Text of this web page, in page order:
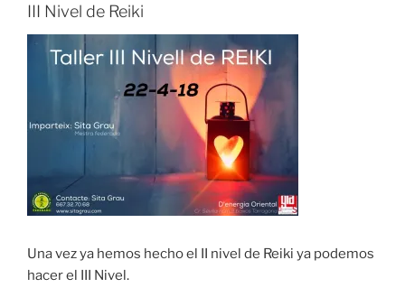
III Nivel de Reiki
Una vez ya hemos hecho el II nivel de Reiki ya podemos
hacer el III Nivel.